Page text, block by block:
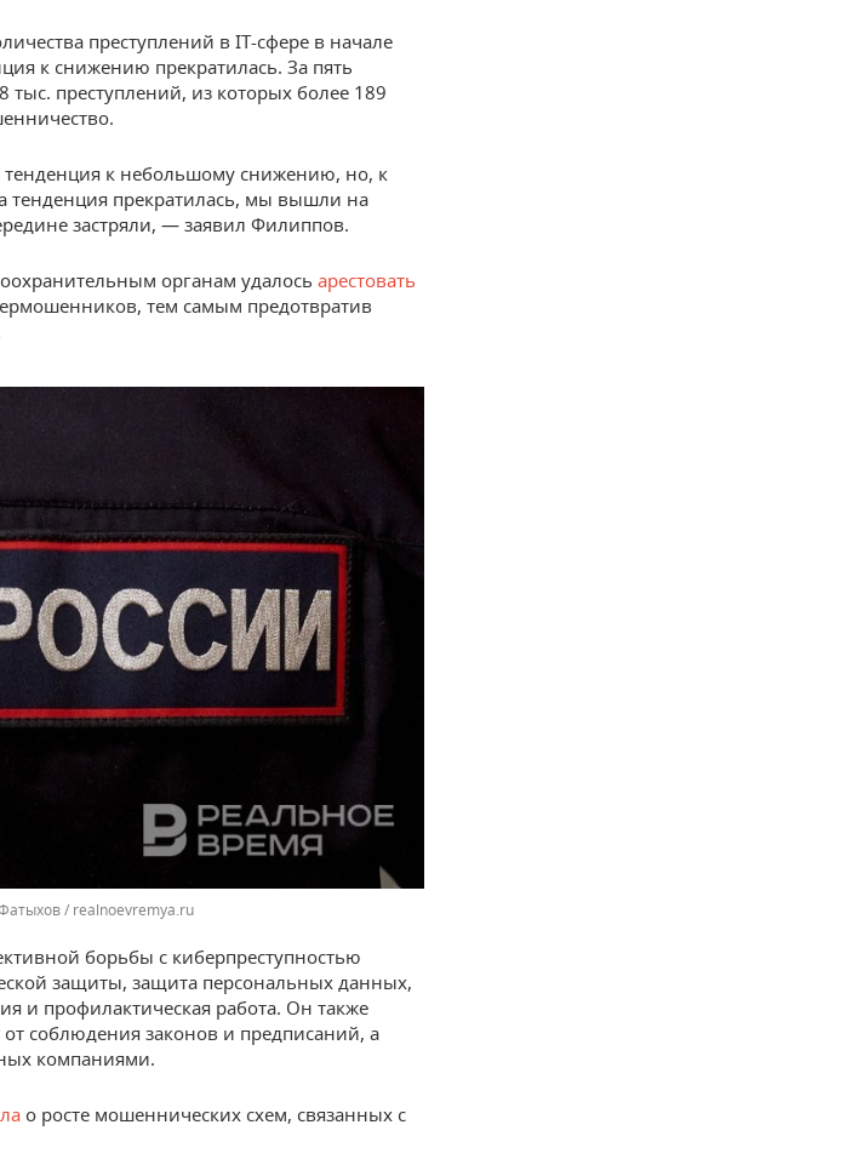
преступлений в IT-сфере в начале
к снижению прекратилась. За пять
тыс. преступлений, из которых более 189
к небольшому снижению, но, к
тенденция прекратилась, мы вышли на
застряли, — заявил Филиппов.
органам удалось арестовать
тем самым предотвратив
/ realnoevremya.ru
борьбы с киберпреступностью
защиты, защита персональных данных,
и профилактическая работа. Он также
от соблюдения законов и предписаний, а
компаниями.
о росте мошеннических схем, связанных с